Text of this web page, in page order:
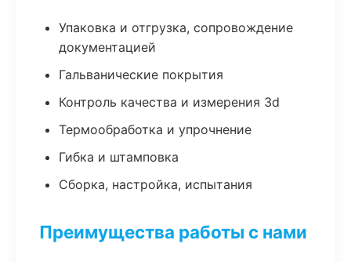
Упаковка и отгрузка, сопровождение
документацией
Гальванические покрытия
Контроль качества и измерения 3d
Термообработка и упрочнение
Гибка и штамповка
Сборка, настройка, испытания
Преимущества работы с нами